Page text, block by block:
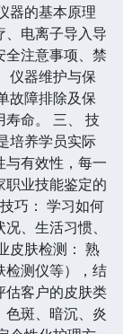
器的基本原理
、电离子导入导
全注意事项、禁
仪器维护与保
故障排除及保
寿命。 三、 技
培养学员实际
与有效性，每一
职业技能鉴定的
巧： 学习如何
、生活习惯、
皮肤检测： 熟
检测仪等），结
估客户的皮肤类
色斑、暗沉、炎